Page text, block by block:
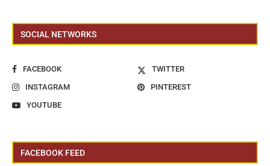
SOCIAL NETWORKS
FACEBOOK
TWITTER
INSTAGRAM
PINTEREST
YOUTUBE
FACEBOOK FEED